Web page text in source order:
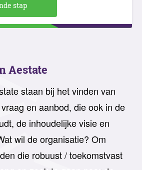
stap
Aestate
staan bij het vinden van
en aanbod, die ook in de
de inhoudelijke visie en
wil de organisatie? Om
die robuust / toekomstvast